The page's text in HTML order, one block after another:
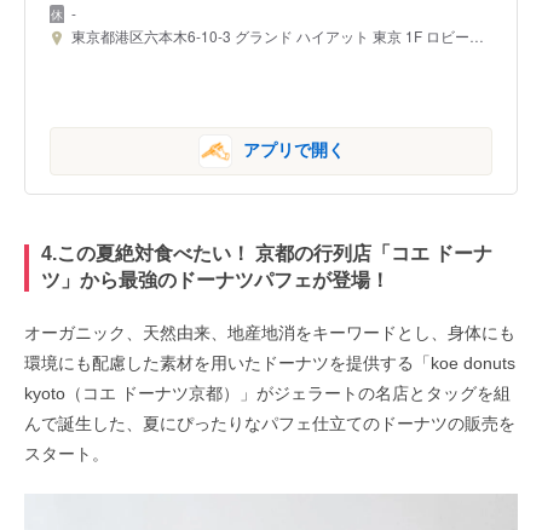
-
東京都港区六本木6-10-3 グランド ハイアット 東京 1F ロビーフロア
アプリで開く
4.この夏絶対食べたい！ 京都の行列店「コエ ドーナ
ツ」から最強のドーナツパフェが登場！
オーガニック、天然由来、地産地消をキーワードとし、身体にも
環境にも配慮した素材を用いたドーナツを提供する「koe donuts
kyoto（コエ ドーナツ京都）」がジェラートの名店とタッグを組
んで誕生した、夏にぴったりなパフェ仕立てのドーナツの販売を
スタート。